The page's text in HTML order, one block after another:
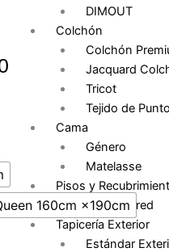
DIMOUT
Colchón
Colchón
Jacquard
Tricot
Tejido de
Cama
Género
Matelasse
Pisos y
Piso y Pared
Tapicería Exterior
Estándar
Rango
precios:
desde
$87.800
hasta
$142.700
160cm ×190cm